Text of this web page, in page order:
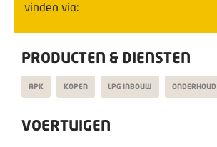
vinden via:
PRODUCTEN & DIENSTEN
APK KOPEN LPG INBOUW ONDERHOUD
VOERTUIGEN